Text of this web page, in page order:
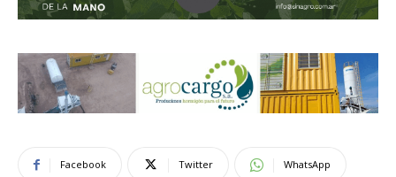
Facebook Twitter WhatsApp